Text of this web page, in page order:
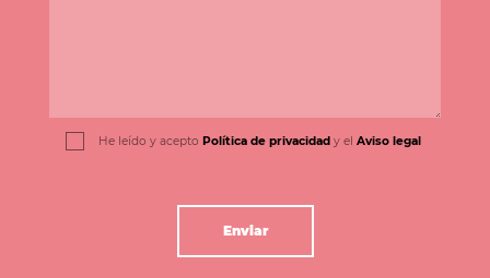
He leído y acepto Política de privacidad y el Aviso legal